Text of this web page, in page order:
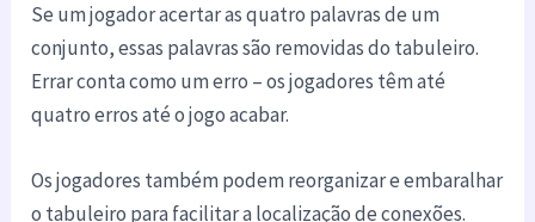
Se um jogador acertar as quatro palavras de um
conjunto, essas palavras são removidas do tabuleiro.
Errar conta como um erro – os jogadores têm até
quatro erros até o jogo acabar.
Os jogadores também podem reorganizar e embaralhar
o tabuleiro para facilitar a localização de conexões.